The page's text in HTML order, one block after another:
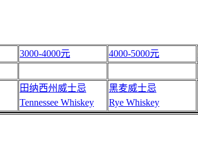
3000-4000元 4000-5000元
田纳西州威士忌
Tennessee Whiskey
黑麦威士忌
Rye Whiskey